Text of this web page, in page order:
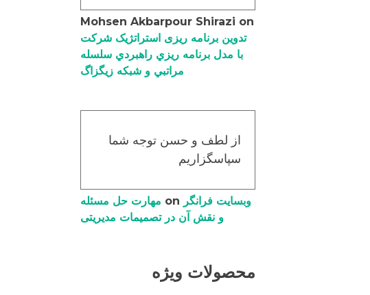
Mohsen Akbarpour Shirazi on
تدوین برنامه ریزی استراتژیک شرکت
با مدل برنامه ریزي راهبردي سلسله
مراتبي و شبکه زیگزاگ
از لطف و حسن توجه شما
سپاسگزاریم
وبسایت فرانگر
مهارت حل مسئله
و نقش آن در تصمیمات مدیریتی
محصولات ویژه